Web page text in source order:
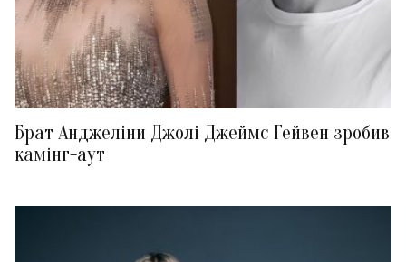
Брат Анджеліни Джолі Джеймс Гейвен зробив
камінг-аут